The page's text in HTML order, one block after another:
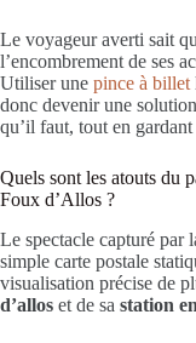
Le voyageur averti sait
l’encombrement de ses
Utiliser une pince à billet
donc devenir une
qu’il faut, tout en
Quels sont les atouts du
Foux d’Allos ?
Le spectacle capturé par
simple carte postale
visualisation précise de
d’allos et de sa station